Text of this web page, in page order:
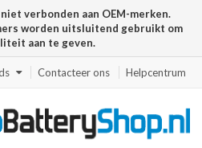
verbonden aan OEM-merken.
worden uitsluitend gebruikt om
aan te geven.
Contacteer ons Helpcentrum